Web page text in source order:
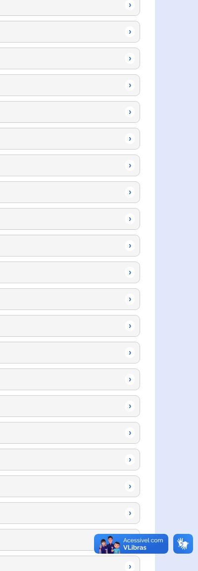
›
›
›
›
›
›
›
›
›
›
›
›
›
›
›
›
›
›
›
›
›
›